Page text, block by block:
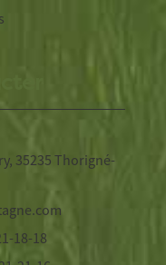
35235 Thorigné-
18-18